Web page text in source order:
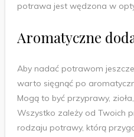
potrawa jest wędzona w
Aromatyczne
Aby nadać potrawom
warto sięgnąć po
Mogą to być przyprawy,
Wszystko zależy od Twoich
rodzaju potrawy, którą